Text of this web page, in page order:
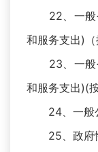
22、一般
和服务支出)（
23、一般
和服务支出)(
24、一般公
25、政府